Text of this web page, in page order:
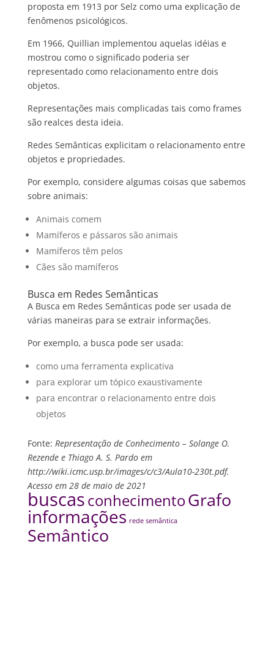
proposta em 1913 por Selz como uma explicação de
fenômenos psicológicos.
Em 1966, Quillian implementou aquelas idéias e
mostrou como o significado poderia ser
representado como relacionamento entre dois
objetos.
Representações mais complicadas tais como frames
são realces desta ideia.
Redes Semânticas explicitam o relacionamento entre
objetos e propriedades.
Por exemplo, considere algumas coisas que sabemos
sobre animais:
Animais comem
Mamíferos e pássaros são animais
Mamíferos têm pelos
Cães são mamíferos
Busca em Redes Semânticas
A Busca em Redes Semânticas pode ser usada de
várias maneiras para se extrair informações.
Por exemplo, a busca pode ser usada:
como uma ferramenta explicativa
para explorar um tópico exaustivamente
para encontrar o relacionamento entre dois
objetos
Fonte: Representação de Conhecimento – Solange O.
Rezende e Thiago A. S. Pardo em
http://wiki.icmc.usp.br/images/c/c3/Aula10-230t.pdf.
Acesso em 28 de maio de 2021
buscasconhecimentoGrafo
informações rede semântica
Semântico